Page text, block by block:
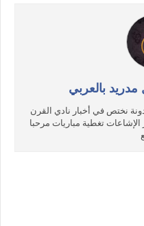
مدريد بالعربي
نختص في أخبار نادي القرن
الإشاعات تغطية مباريات مرحبا